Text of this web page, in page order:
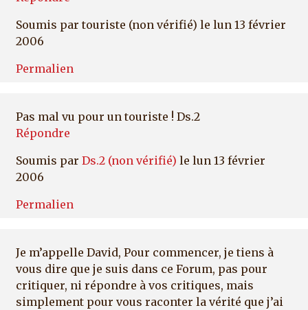
Soumis par touriste (non vérifié) le lun 13 février
2006
Permalien
Pas mal vu pour un touriste ! Ds.2
Répondre
Soumis par Ds.2 (non vérifié) le lun 13 février
2006
Permalien
Je m’appelle David, Pour commencer, je tiens à
vous dire que je suis dans ce Forum, pas pour
critiquer, ni répondre à vos critiques, mais
simplement pour vous raconter la vérité que j’ai